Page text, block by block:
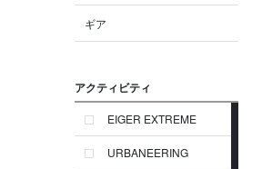
ギア
アクティビティ
EIGER EXTREME
URBANEERING